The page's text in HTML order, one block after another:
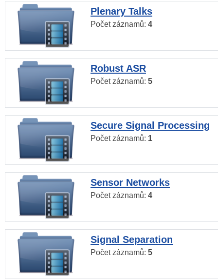
Plenary Talks
Počet záznamů: 4
Robust ASR
Počet záznamů: 5
Secure Signal Processing
Počet záznamů: 1
Sensor Networks
Počet záznamů: 4
Signal Separation
Počet záznamů: 5